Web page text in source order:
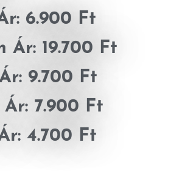
6.900 Ft
Ár: 19.700 Ft
9.700 Ft
Ár: 7.900 Ft
4.700 Ft